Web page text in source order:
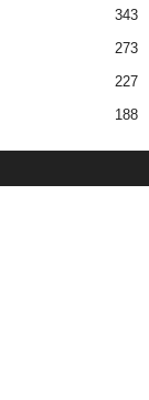
343
273
227
188